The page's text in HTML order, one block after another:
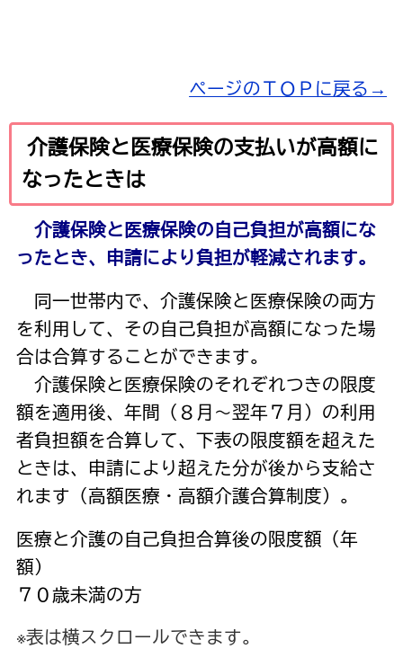
ページのＴＯＰに戻る→
介護保険と医療保険の支払いが高額に
なったときは
介護保険と医療保険の自己負担が高額にな
ったとき、申請により負担が軽減されます。
同一世帯内で、介護保険と医療保険の両方
を利用して、その自己負担が高額になった場
合は合算することができます。
介護保険と医療保険のそれぞれつきの限度
額を適用後、年間（８月～翌年７月）の利用
者負担額を合算して、下表の限度額を超えた
ときは、申請により超えた分が後から支給さ
れます（高額医療・高額介護合算制度）。
医療と介護の自己負担合算後の限度額（年
額）
７０歳未満の方
※表は横スクロールできます。